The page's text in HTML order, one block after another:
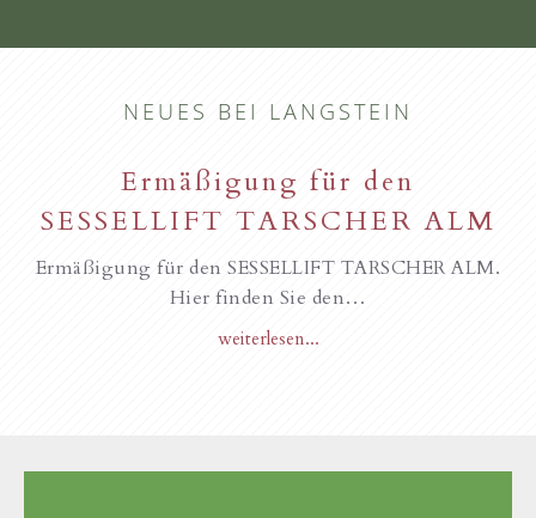
NEUES BEI LANGSTEIN
Ermäßigung für den
SESSELLIFT TARSCHER ALM
Ermäßigung für den SESSELLIFT TARSCHER ALM.
Hier finden Sie den…
weiterlesen...